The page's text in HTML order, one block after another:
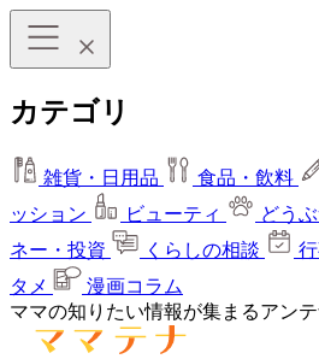
カテゴリ
雑貨・日用品 食品・飲料
ッション
ビューティ どう
ネー・投資
くらしの相談
タメ
漫画コラム
ママの知りたい情報が集まるアン